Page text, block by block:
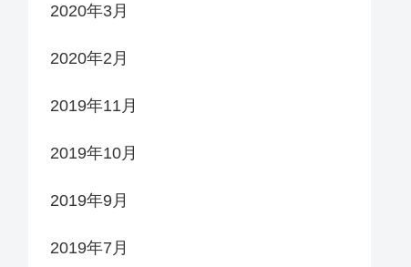
2020年3月
2020年2月
2019年11月
2019年10月
2019年9月
2019年7月